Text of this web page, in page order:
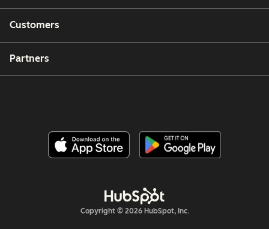
Customers
Partners
Copyright © 2026 HubSpot, Inc.